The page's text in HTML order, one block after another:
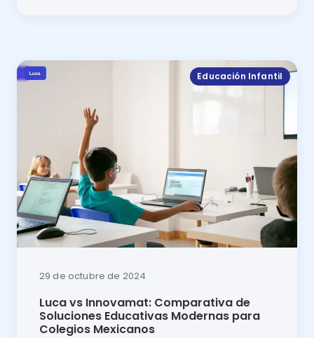
Educación Infantil
29 de octubre de 2024
Luca vs Innovamat: Comparativa de
Soluciones Educativas Modernas para
Colegios Mexicanos